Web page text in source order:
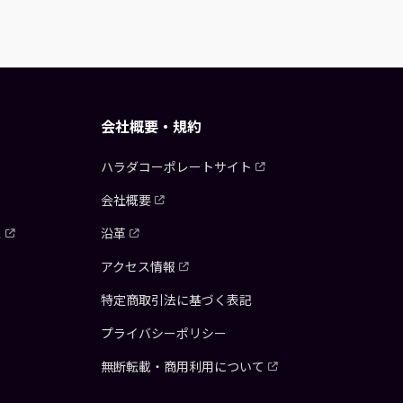
会社概要・規約
ハラダコーポレートサイト
会社概要
沿革
アクセス情報
特定商取引法に基づく表記
プライバシーポリシー
無断転載・商用利用について